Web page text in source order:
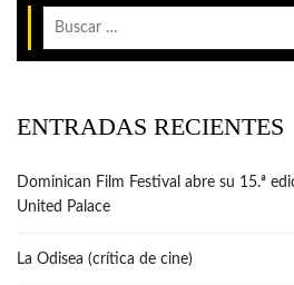
ENTRADAS RECIENTES
Dominican Film Festival abre su 15.ª
United Palace
La Odisea (crítica de cine)